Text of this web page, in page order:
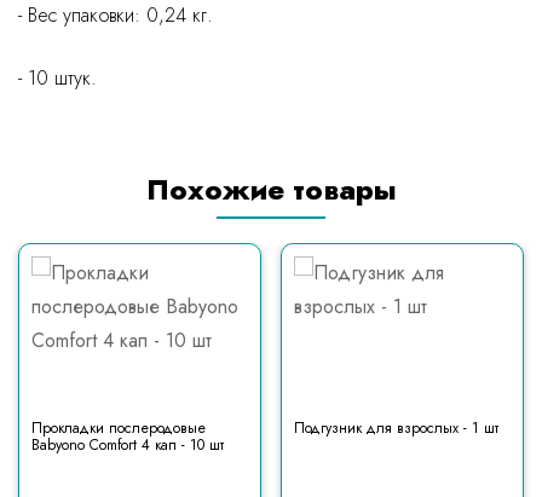
- Вес упаковки: 0,24 кг.
- 10 штук.
Похожие товары
Прокладки послеродовые
Babyono Comfort 4 кап - 10 шт
Подгузник для взрослых - 1 шт